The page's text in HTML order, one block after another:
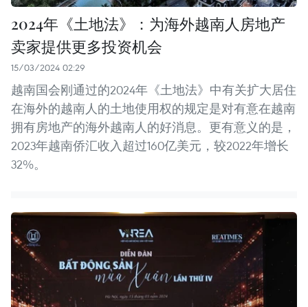
2024年《土地法》：为海外越南人房地产
卖家提供更多投资机会
15/03/2024 02:29
越南国会刚通过的2024年《土地法》中有关扩大居住
在海外的越南人的土地使用权的规定是对有意在越南
拥有房地产的海外越南人的好消息。更有意义的是，
2023年越南侨汇收入超过160亿美元，较2022年增长
32%。